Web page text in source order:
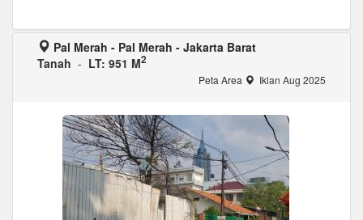
Pal Merah - Pal Merah - Jakarta Barat
Tanah - LT: 951 M2
Peta Area Iklan Aug 2025